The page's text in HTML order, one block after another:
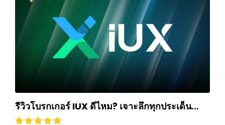
รีวิวโบรกเกอร์ IUX ดีไหม? เจาะลึกทุกประเด็น
ฉบับปี 2025